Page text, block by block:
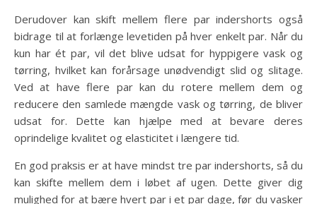
Derudover kan skift mellem flere par indershorts også
bidrage til at forlænge levetiden på hver enkelt par. Når du
kun har ét par, vil det blive udsat for hyppigere vask og
tørring, hvilket kan forårsage unødvendigt slid og slitage.
Ved at have flere par kan du rotere mellem dem og
reducere den samlede mængde vask og tørring, de bliver
udsat for. Dette kan hjælpe med at bevare deres
oprindelige kvalitet og elasticitet i længere tid.
En god praksis er at have mindst tre par indershorts, så du
kan skifte mellem dem i løbet af ugen. Dette giver dig
mulighed for at bære hvert par i et par dage, før du vasker